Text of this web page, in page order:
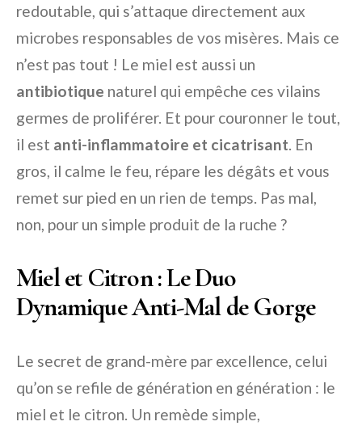
redoutable, qui s’attaque directement aux
microbes responsables de vos misères. Mais ce
n’est pas tout ! Le miel est aussi un
antibiotique naturel qui empêche ces vilains
germes de proliférer. Et pour couronner le tout,
il est anti-inflammatoire et cicatrisant . En
gros, il calme le feu, répare les dégâts et vous
remet sur pied en un rien de temps. Pas mal,
non, pour un simple produit de la ruche ?
Miel et Citron : Le Duo
Dynamique Anti-Mal de Gorge
Le secret de grand-mère par excellence, celui
qu’on se refile de génération en génération : le
miel et le citron. Un remède simple,